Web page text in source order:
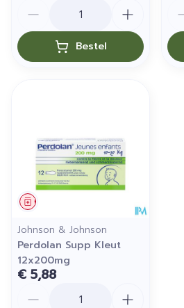
Bestel
Geneesmiddel
Johnson & Johnson
Perdolan Supp Kleut
12x200mg
€ 5,88